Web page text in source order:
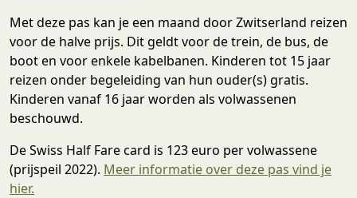
Met deze pas kan je een maand door Zwitserland reizen
voor de halve prijs. Dit geldt voor de trein, de bus, de
boot en voor enkele kabelbanen. Kinderen tot 15 jaar
reizen onder begeleiding van hun ouder(s) gratis.
Kinderen vanaf 16 jaar worden als volwassenen
beschouwd.
De Swiss Half Fare card is 123 euro per volwassene
(prijspeil 2022). Meer informatie over deze pas vind je
hier.